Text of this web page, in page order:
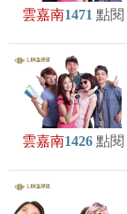
雲嘉南1471 點閱
雲嘉南1426 點閱